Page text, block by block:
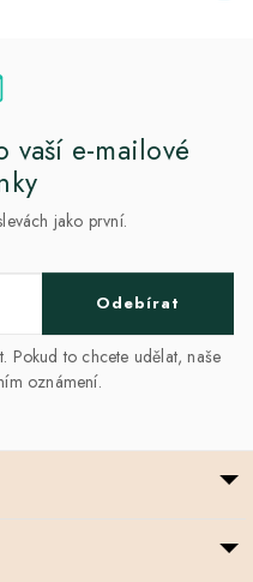
vaší e-mailové
jako první.
Odebírat
Pokud to chcete udělat, naše
oznámení.